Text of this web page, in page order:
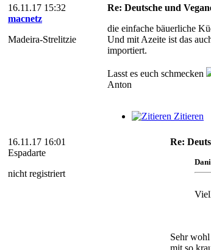
16.11.17 15:32
macnetz
Madeira-Strelitzie
Re: Deutsche und
die einfache bäuerliche
Und mit Azeite ist das
importiert.
Lasst es euch schmecken
Anton
Zitieren
16.11.17 16:01
Espadarte
nicht registriert
Re:
Sehr
mit so